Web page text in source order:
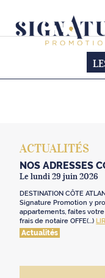
ACTUALITÉS
NOS ADRESSES
Le lundi 29 juin 2026
DESTINATION CÔTE
Signature Promotion y
appartements, faites
frais de notaire OFFE(...)
Actualités